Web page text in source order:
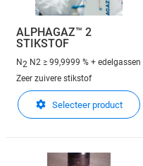
ALPHAGAZ™ 2
STIKSTOF
N2 N2 ≥ 99,9999 % + edelgassen
Zeer zuivere stikstof
Selecteer product